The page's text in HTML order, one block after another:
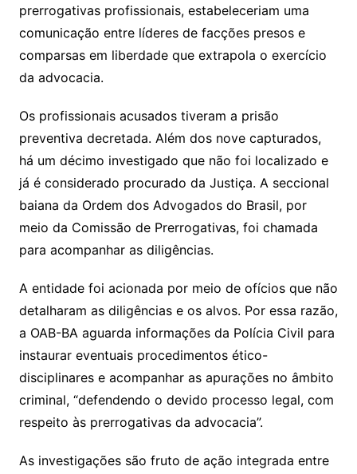
prerrogativas profissionais, estabeleceriam uma
comunicação entre líderes de facções presos e
comparsas em liberdade que extrapola o exercício
da advocacia.
Os profissionais acusados tiveram a prisão
preventiva decretada. Além dos nove capturados,
há um décimo investigado que não foi localizado e
já é considerado procurado da Justiça. A seccional
baiana da Ordem dos Advogados do Brasil, por
meio da Comissão de Prerrogativas, foi chamada
para acompanhar as diligências.
A entidade foi acionada por meio de ofícios que não
detalharam as diligências e os alvos. Por essa razão,
a OAB-BA aguarda informações da Polícia Civil para
instaurar eventuais procedimentos ético-
disciplinares e acompanhar as apurações no âmbito
criminal, “defendendo o devido processo legal, com
respeito às prerrogativas da advocacia”.
As investigações são fruto de ação integrada entre